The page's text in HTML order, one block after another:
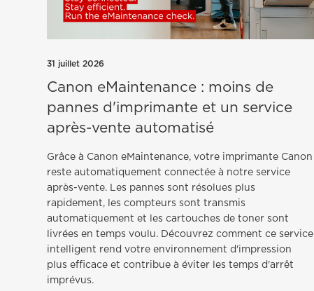
31 juillet 2026
Canon eMaintenance : moins de
pannes d'imprimante et un service
après-vente automatisé
Grâce à Canon eMaintenance, votre imprimante Canon
reste automatiquement connectée à notre service
après-vente. Les pannes sont résolues plus
rapidement, les compteurs sont transmis
automatiquement et les cartouches de toner sont
livrées en temps voulu. Découvrez comment ce service
intelligent rend votre environnement d'impression
plus efficace et contribue à éviter les temps d'arrêt
imprévus.